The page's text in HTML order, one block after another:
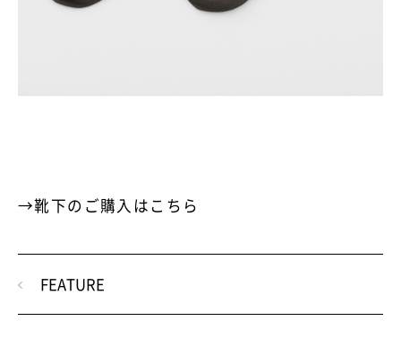
→靴下のご購入はこちら
FEATURE